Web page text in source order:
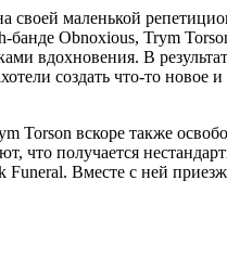
маленькой
Obnoxious, Trym
вдохновения. В
создать что-то новое
вскоре также
что получается
Funeral. Вместе с ней